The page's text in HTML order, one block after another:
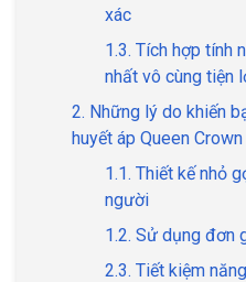
xác
1.3. Tích hợp tính
nhất vô cùng tiện
2. Những lý do khiến
huyết áp Queen
1.1. Thiết kế nhỏ
người
1.2. Sử dụng đơn
2.3. Tiết kiệm